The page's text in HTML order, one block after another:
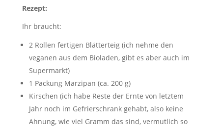
Rezept:
Ihr braucht:
2 Rollen fertigen Blätterteig (ich nehme den
veganen aus dem Bioladen, gibt es aber auch im
Supermarkt)
1 Packung Marzipan (ca. 200 g)
Kirschen (ich habe Reste der Ernte von letztem
Jahr noch im Gefrierschrank gehabt, also keine
Ahnung, wie viel Gramm das sind, vermutlich so